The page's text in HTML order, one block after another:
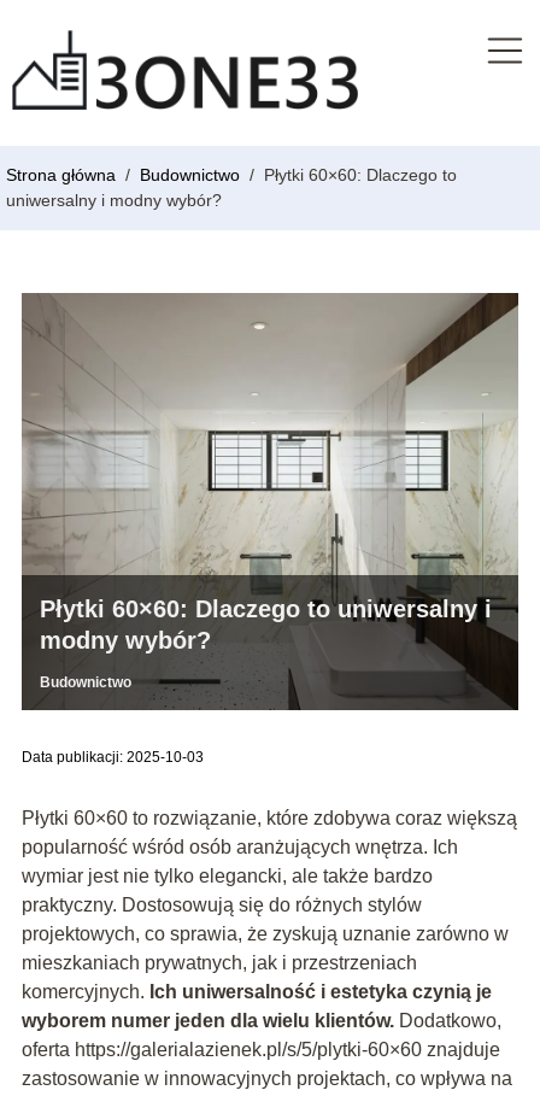
Strona główna / Budownictwo / Płytki 60×60: Dlaczego to
uniwersalny i modny wybór?
Płytki 60×60: Dlaczego to uniwersalny i
modny wybór?
Budownictwo
Data publikacji: 2025-10-03
Płytki 60×60 to rozwiązanie, które zdobywa coraz większą
popularność wśród osób aranżujących wnętrza. Ich
wymiar jest nie tylko elegancki, ale także bardzo
praktyczny. Dostosowują się do różnych stylów
projektowych, co sprawia, że zyskują uznanie zarówno w
mieszkaniach prywatnych, jak i przestrzeniach
komercyjnych. Ich uniwersalność i estetyka czynią je
wyborem numer jeden dla wielu klientów.Dodatkowo,
oferta https://galerialazienek.pl/s/5/plytki-60×60 znajduje
zastosowanie w innowacyjnych projektach, co wpływa na